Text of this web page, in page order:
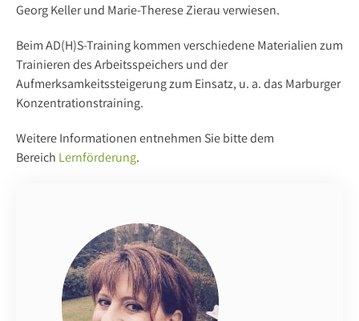
Georg Keller und Marie-Therese Zierau verwiesen.
Beim AD(H)S-Training kommen verschiedene Materialien zum
Trainieren des Arbeitsspeichers und der
Aufmerksamkeitssteigerung zum Einsatz, u. a. das Marburger
Konzentrationstraining.
Weitere Informationen entnehmen Sie bitte dem
Bereich Lernförderung.